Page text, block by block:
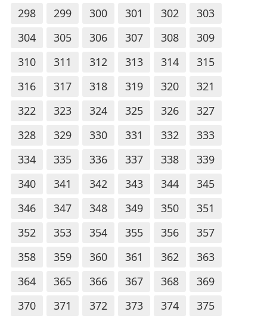
298
299 300 301 302
303
304
305 306 307 308
309
310
311 312 313 314
315
316
317 318 319 320
321
322
323 324 325 326
327
328
329 330 331 332
333
334
335 336 337 338
339
340
341 342 343 344
345
346
347 348 349 350
351
352
353 354 355 356
357
358
359 360 361 362
363
364
365 366 367 368
369
370
371 372 373 374
375